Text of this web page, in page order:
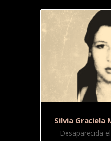
Silvia Graciela
Desaparecida